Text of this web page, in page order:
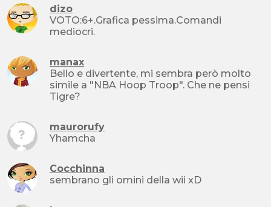
dizo
VOTO:6+.Grafica pessima.Comandi
mediocri.
manax
Bello e divertente, mi sembra però molto
simile a "NBA Hoop Troop". Che ne pensi
Tigre?
maurorufy
Yhamcha
Cocchinna
sembrano gli omini della wii xD